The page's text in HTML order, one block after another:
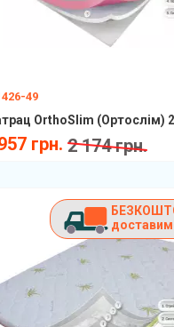
49
OrthoSlim (Ортослім)
грн. 2 174 грн.